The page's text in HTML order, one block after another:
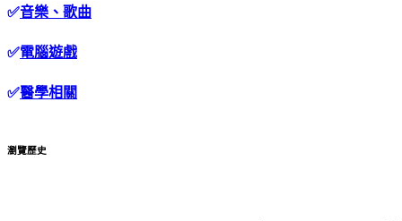
✅音樂、歌曲
✅電腦遊戲
✅醫學相關
瀏覽歷史